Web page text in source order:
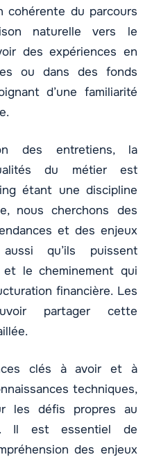
cohérente du parcours
naturelle vers le
des expériences en
ou dans des fonds
d’une familiarité
des entretiens, la
du métier est
étant une discipline
nous cherchons des
et des enjeux
qu’ils puissent
le cheminement qui
financière. Les
partager cette
clés à avoir et à
techniques,
les défis propres au
Il est essentiel de
des enjeux